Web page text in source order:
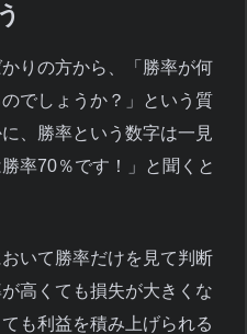
りの方から、「勝率が何
でしょうか？」という質
、勝率という数字は一見
率70％です！」と聞くと
おいて勝率だけを見て判断
高くても損失が大きくな
も利益を積み上げられる